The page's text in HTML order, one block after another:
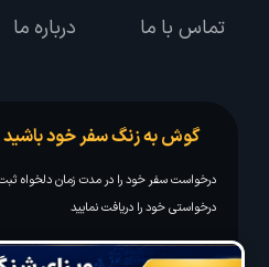
تماس با ما درباره ما
گوش به زنگ سفر خود باشید
درخواست سفر خود را در مدت زمان دلخواه ثبت
درخواستی خود را دریافت نمایید